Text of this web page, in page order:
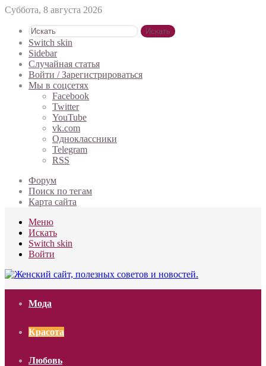
Суббота, 8 августа 2026
Искать
Switch skin
Sidebar
Случайная статья
Войти / Зарегистрироваться
Мы в соцсетях
Facebook
Twitter
YouTube
vk.com
Одноклассники
Telegram
RSS
Форум
Поиск по тегам
Карта сайта
Меню
Искать
Switch skin
Войти
Мода
Красота
Любовь